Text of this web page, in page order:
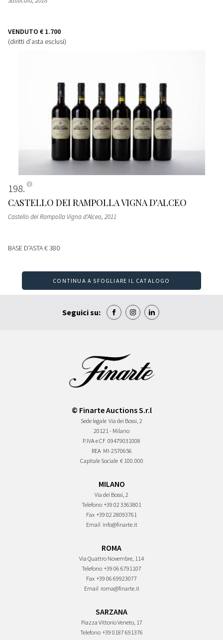
VENDUTO € 1.700
(diritti d'asta esclusi)
198
CASTELLO DEI RAMPOLLA VIGNA D'ALCEO
Castello dei Rampolla Vigna d'Alceo, 2011
BASE D'ASTA€ 380
CONTINUA A SFOGLIARE IL CATALOGO
Seguici su:
© Finarte Auctions S.r.l
Sede legale Via dei Bossi, 2
20121 - Milano
P.IVA e CF 09479031008
REA MI-2570656
Capitale Sociale € 100.000
MILANO
Via dei Bossi, 2
Telefono +39 02 3363801
Fax +39 02 28093761
Email info@finarte.it
ROMA
Via Quattro Novembre, 114
Telefono +39 06 6791107
Fax +39 06 69923077
Email roma@finarte.it
SARZANA
Piazza Vittorio Veneto, 17
Telefono +39 0187 691376